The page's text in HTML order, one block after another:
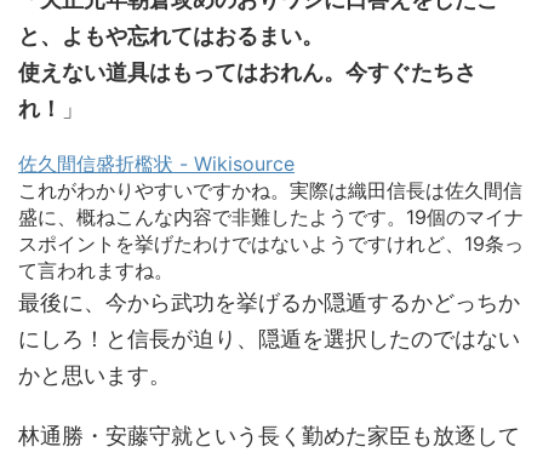
と、よもや忘れてはおるまい。
使えない道具はもってはおれん。今すぐたちさ
れ！
」
佐久間信盛折檻状 - Wikisource
これがわかりやすいですかね。実際は織田信長は佐久間信
盛に、概ねこんな内容で非難したようです。19個のマイナ
スポイントを挙げたわけではないようですけれど、19条っ
て言われますね。
最後に、今から武功を挙げるか隠遁するかどっちか
にしろ！と信長が迫り、隠遁を選択したのではない
かと思います。
林通勝・安藤守就という長く勤めた家臣も放逐して